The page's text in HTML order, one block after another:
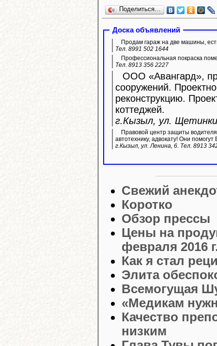
Поделиться…
Доска объявлений
Продам гараж на две машины,
Тел. 8991 502 1644
Профессиональная покраска
Тел. 8913 356 2227
ООО «Авангард»,
сооружений.
реконструкцию.
коттеджей.
г.Кызыл, ул.
Правовой центр защиты
автотехнику, адвокату! Они
г.Кызыл, ул. Ленина, 6. Тел. 8913
Свежий
Коротко
Обзор прессы
Цены на
февраля 2016
Как я стал
Элита
Всемогущая
«Медикам
Качество
низким